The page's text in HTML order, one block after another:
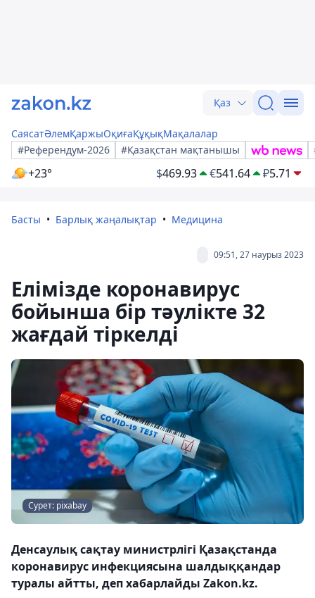
Қаз
СаясатӘлемҚаржыОқиғаҚұқықМақалалар
#Референдум-2026
#Қазақстан мақтанышы
+23° $469.93 €541.64 ₽5.71
Басты Барлық жаңалықтар Медицина
09:51, 27 наурыз 2023
Елімізде коронавирус
бойынша бір тәулікте 32
жағдай тіркелді
Сурет: pixabay
Денсаулық сақтау министрлігі Қазақстанда
коронавирус инфекциясына шалдыққандар
туралы айтты, деп хабарлайды Zakon.kz.